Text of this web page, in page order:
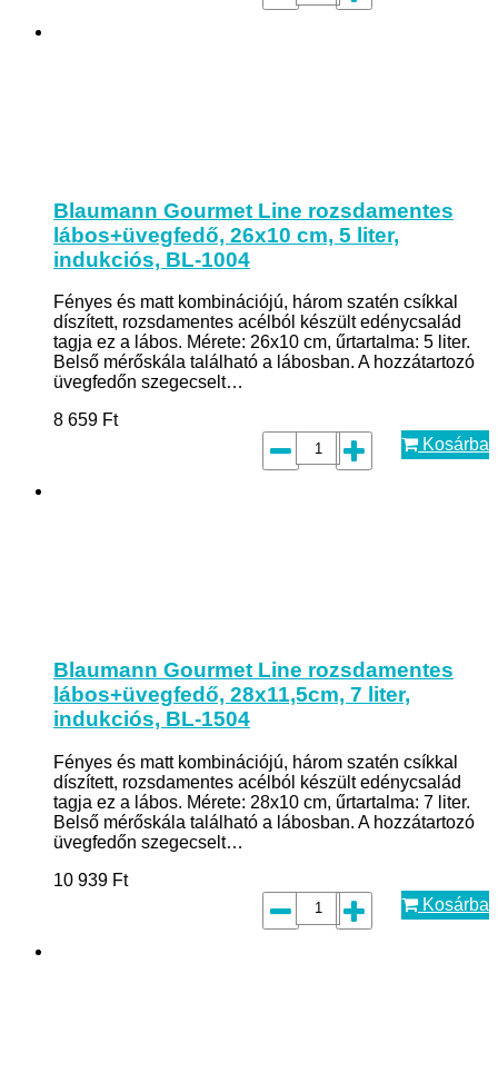
Blaumann Gourmet Line rozsdamentes
lábos+üvegfedő, 26x10 cm, 5 liter,
indukciós, BL-1004
Fényes és matt kombinációjú, három szatén csíkkal
díszített, rozsdamentes acélból készült edénycsalád
tagja ez a lábos. Mérete: 26x10 cm, űrtartalma: 5 liter.
Belső mérőskála található a lábosban. A hozzátartozó
üvegfedőn szegecselt…
8 659 Ft
Kosárba
Blaumann Gourmet Line rozsdamentes
lábos+üvegfedő, 28x11,5cm, 7 liter,
indukciós, BL-1504
Fényes és matt kombinációjú, három szatén csíkkal
díszített, rozsdamentes acélból készült edénycsalád
tagja ez a lábos. Mérete: 28x10 cm, űrtartalma: 7 liter.
Belső mérőskála található a lábosban. A hozzátartozó
üvegfedőn szegecselt…
10 939 Ft
Kosárba